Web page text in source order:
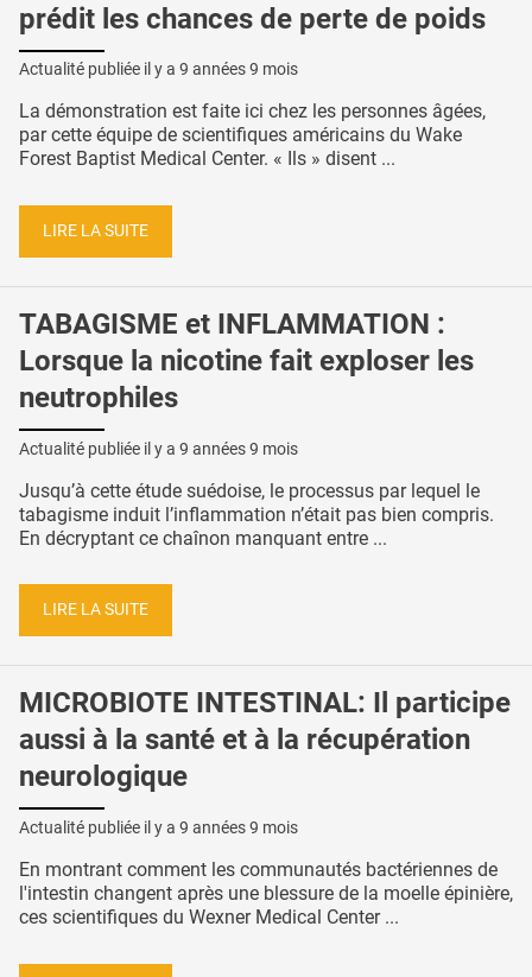
prédit les chances de perte de poids
Actualité publiée il y a 9 années 9 mois
La démonstration est faite ici chez les personnes âgées,
par cette équipe de scientifiques américains du Wake
Forest Baptist Medical Center. « Ils » disent ...
LIRE LA SUITE
TABAGISME et INFLAMMATION :
Lorsque la nicotine fait exploser les
neutrophiles
Actualité publiée il y a 9 années 9 mois
Jusqu’à cette étude suédoise, le processus par lequel le
tabagisme induit l’inflammation n’était pas bien compris.
En décryptant ce chaînon manquant entre ...
LIRE LA SUITE
MICROBIOTE INTESTINAL: Il participe
aussi à la santé et à la récupération
neurologique
Actualité publiée il y a 9 années 9 mois
En montrant comment les communautés bactériennes de
l'intestin changent après une blessure de la moelle épinière,
ces scientifiques du Wexner Medical Center ...